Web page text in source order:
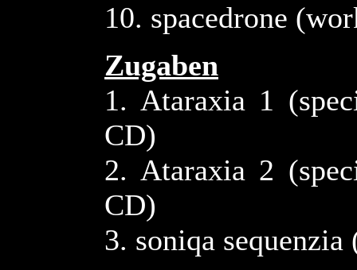
10. spacedrone
Zugaben
1. Ataraxia 1
CD)
2. Ataraxia 2
CD)
3. soniqa